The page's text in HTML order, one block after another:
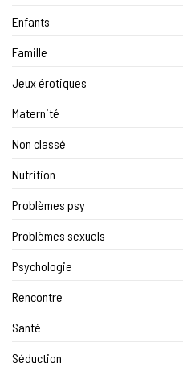
Enfants
Famille
Jeux érotiques
Maternité
Non classé
Nutrition
Problèmes psy
Problèmes sexuels
Psychologie
Rencontre
Santé
Séduction